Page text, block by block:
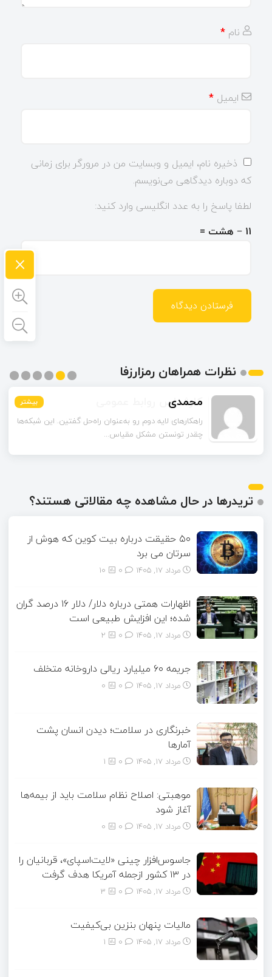
نام *
ایمیل *
ذخیره نام، ایمیل و وبسایت من در مرورگر برای زمانی
که دوباره دیدگاهی می‌نویسم.
لطفا پاسخ را به عدد انگلیسی وارد کنید:
11 − هشت =
نظرات همراهان رمزارزفا
بیشتر محمدی بیشتر
راهکارهای لایه دوم رو به‌عنوان راه‌حل گفتین. این شبکه‌ها
چقدر تونستن مشکل مقیاس‌...
بیشتر
بیشتر
بیشتر
بیشتر
تریدرها در حال مشاهده چه مقالاتی هستند؟
۵۰ حقیقت درباره بیت کوین که هوش از
سرتان می برد
مرداد ۱۷, ۱۴۰۵ 10
اظهارات همتی درباره دلار/ دلار ۱۶ درصد گران
شده؛ این افزایش طبیعی است
مرداد ۱۷, ۱۴۰۵ 2
جریمه ۶۰ میلیارد ریالی داروخانه متخلف
مرداد ۱۷, ۱۴۰۵ 0
خبرنگاری در سلامت؛ دیدن انسان پشت
آمارها
مرداد ۱۷, ۱۴۰۵ 1
موهبتی: اصلاح نظام سلامت باید از بیمه‌ها
آغاز شود
مرداد ۱۷, ۱۴۰۵ 0
جاسوس‌افزار چینی «لایت‌اسپای»، قربانیان را
در ۱۳ کشور ازجمله آمریکا هدف گرفت
مرداد ۱۷, ۱۴۰۵ 3
مالیات پنهان بنزین بی‌کیفیت
مرداد ۱۷, ۱۴۰۵ 1
×